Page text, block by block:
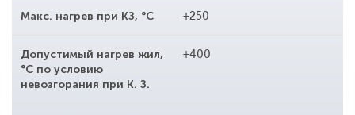
Макс. нагрев при КЗ, °С +250
Допустимый нагрев жил,
°С по условию
невозгорания при К. З.
+400